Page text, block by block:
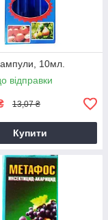
10мл.
відправки
13,07 ₴
Купити